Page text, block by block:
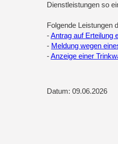
Dienstleistungen so
Folgende Leistungen
-Antrag auf Erteilung
- Meldung wegen
-Anzeige einer
Datum: 09.06.2026